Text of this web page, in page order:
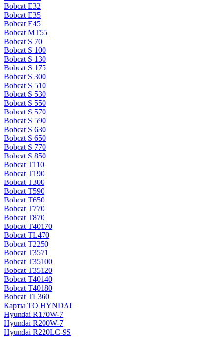
Bobcat E32
Bobcat E35
Bobcat E45
Bobcat MT55
Bobcat S 70
Bobcat S 100
Bobcat S 130
Bobcat S 175
Bobcat S 300
Bobcat S 510
Bobcat S 530
Bobcat S 550
Bobcat S 570
Bobcat S 590
Bobcat S 630
Bobcat S 650
Bobcat S 770
Bobcat S 850
Bobcat T110
Bobcat T190
Bobcat T300
Bobcat T590
Bobcat T650
Bobcat T770
Bobcat T870
Bobcat T40170
Bobcat TL470
Bobcat Т2250
Bobcat Т3571
Bobcat Т35100
Bobcat Т35120
Bobcat Т40140
Bobcat Т40180
Bobcat ТL360
Карты ТО HYNDAI
Hyundai R170W-7
Hyundai R200W-7
Hyundai R220LC-9S